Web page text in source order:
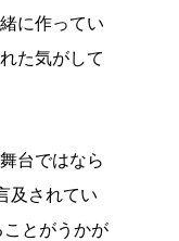
に作ってい
た気がして
台ではなら
及されてい
とがうかが